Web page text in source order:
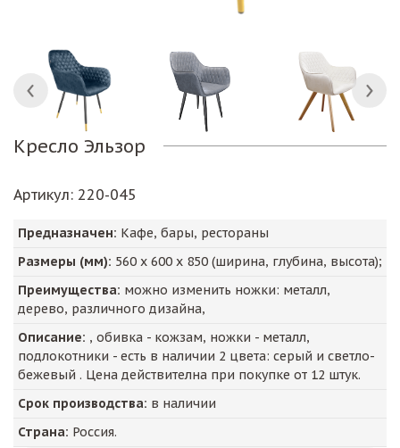
Кресло Эльзор
Артикул: 220-045
Предназначен: Кафе, бары, рестораны
Размеры (мм): 560 х 600 х 850 (ширина, глубина, высота);
Преимущества: можно изменить ножки: металл,
дерево, различного дизайна,
Описание: , обивка - кожзам, ножки - металл,
подлокотники - есть в наличии 2 цвета: серый и светло-
бежевый . Цена действителна при покупке от 12 штук.
Срок производства: в наличии
Страна: Россия.